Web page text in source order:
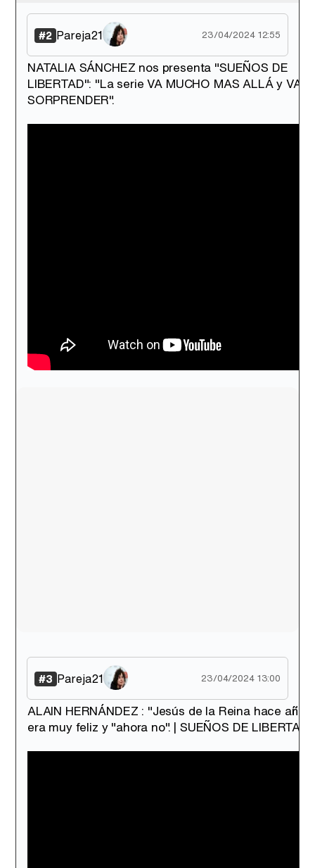
#2 Pareja21 23/04/2024 12:55
NATALIA SÁNCHEZ nos presenta "SUEÑOS DE
LIBERTAD": "La serie VA MUCHO MAS ALLÁ y VA A
SORPRENDER".
#3 Pareja21 23/04/2024 13:00
ALAIN HERNÁNDEZ : "Jesús de la Reina hace años
era muy feliz y "ahora no". | SUEÑOS DE LIBERTAD.